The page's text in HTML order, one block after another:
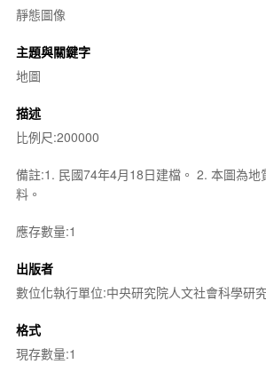
靜態圖像
主題與關鍵字
地圖
描述
比例尺:200000
備註:1. 民國74年4月18日建檔。 2. 本圖為地
料。
應存數量:1
出版者
數位化執行單位:中央研究院人文社會科學研
格式
現存數量:1